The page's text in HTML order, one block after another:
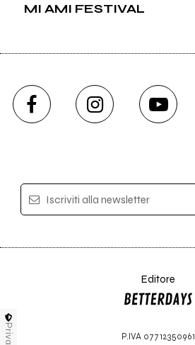
MI AMI FESTIVAL
Iscriviti alla newsletter
Editore
P.IVA 07712350961